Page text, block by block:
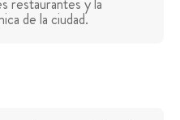
de la ciudad.